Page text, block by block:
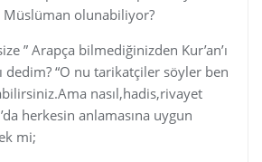
Müslüman olunabiliyor?
” Arapça bilmediğinizden Kur’an’ı
dedim? “O nu tarikatçiler söyler ben
nasıl,hadis,rivayet
herkesin anlamasına uygun
mi;